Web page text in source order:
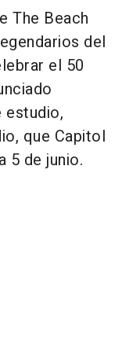
The Beach
del
el 50
estudio,
, que Capitol
5 de junio.